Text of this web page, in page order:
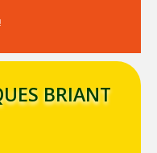
BRIANT